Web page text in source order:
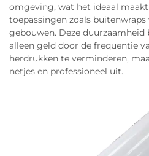
omgeving, wat het ideaal
toepassingen zoals
gebouwen. Deze
alleen geld door de frequentie
herdrukken te verminderen,
netjes en professioneel uit.